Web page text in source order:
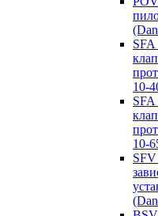
10-
10-